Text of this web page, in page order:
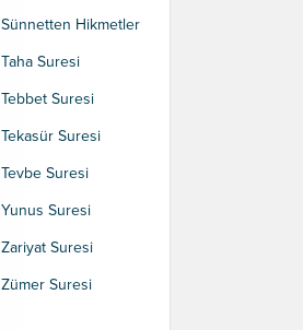
Sünnetten Hikmetler
Taha Suresi
Tebbet Suresi
Tekasür Suresi
Tevbe Suresi
Yunus Suresi
Zariyat Suresi
Zümer Suresi